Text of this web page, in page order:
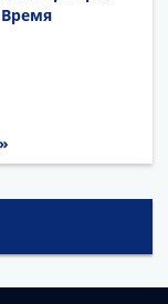
Время